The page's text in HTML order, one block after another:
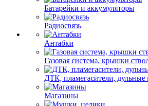
Батарейки и аккумуляторы
Радиосвязь
Антабки
Газовая система, крышки
ДТК, пламегасители, дульные
Магазины